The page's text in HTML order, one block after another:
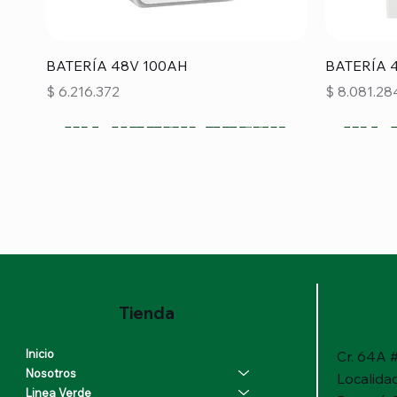
Vista rápida
BATERÍA 48V 100AH
Precio
$ 6.216.372
BATERÍA
Precio
$
Cr. 64A
Tienda
Inicio
Nosotros
Linea Verde